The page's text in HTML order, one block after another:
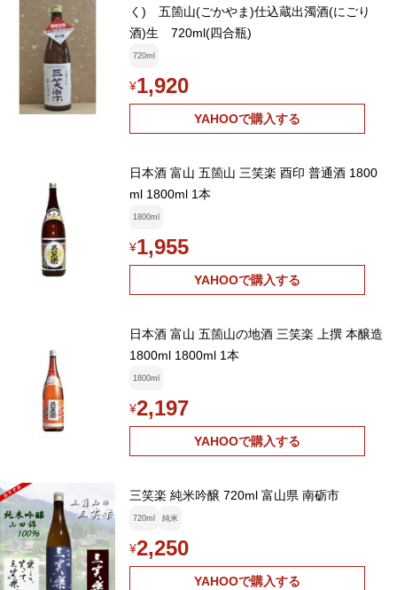
く) 五箇山(ごかやま)仕込蔵出濁酒(にごり
酒)生 720ml(四合瓶)
720ml
¥1,920
YAHOOで購入する
日本酒 富山 五箇山 三笑楽 酉印 普通酒 1800
ml 1800ml 1本
1800ml
¥1,955
YAHOOで購入する
日本酒 富山 五箇山の地酒 三笑楽 上撰 本醸造
1800ml 1800ml 1本
1800ml
¥2,197
YAHOOで購入する
三笑楽 純米吟醸 720ml 富山県 南砺市
720ml 純米
¥2,250
YAHOOで購入する